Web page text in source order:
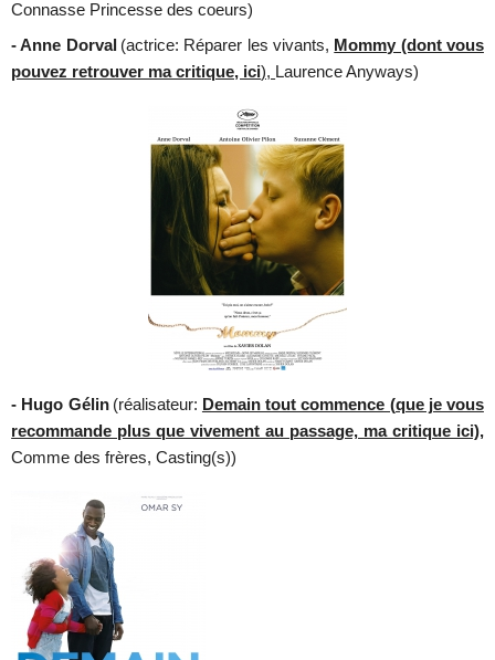
Connasse Princesse des coeurs)
- Anne Dorval (actrice: Réparer les vivants, Mommy (dont vous
pouvez retrouver ma critique, ici), Laurence Anyways)
- Hugo Gélin (réalisateur: Demain tout commence (que je vous
recommande plus que vivement au passage, ma critique ici),
Comme des frères, Casting(s))